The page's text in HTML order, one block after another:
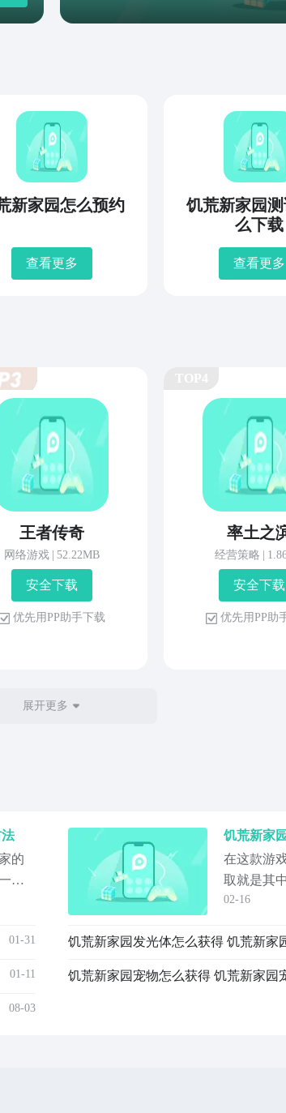
新家园怎么预约
查看更多
饥荒新家园
么下载
查看更多
王者传奇
网络游戏 52.22MB
安 全 下 载
优 先 用 P P 助 手 下 载
率土之
经营策略
安 全 下 载
优 先 用 P P 助
展开更多
的
起
一
01-31
01-11
08-03
饥荒新家
在这款游
取就是其
获得这个
同时也能
草地区域
02-16
饥荒新家园发光体怎么获得 饥荒新家
饥荒新家园宠物怎么获得 饥荒新家园